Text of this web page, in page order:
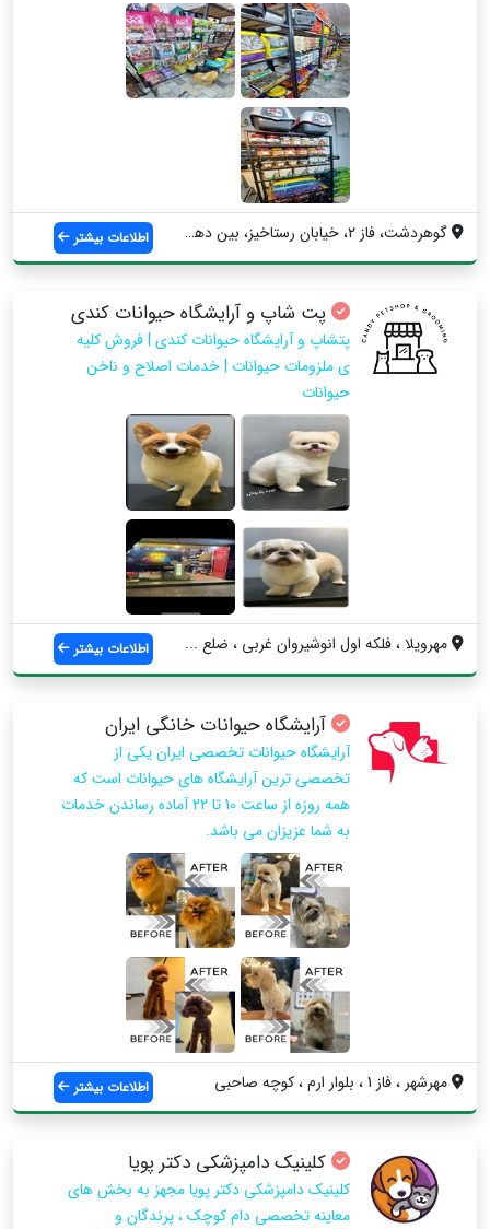
گوهردشت، فاز ۲، خیابان رستاخیز، بین دهم ... اطلاعات بیشتر
پت شاپ و آرایشگاه حیوانات کندی
پتشاپ و آرایشگاه حیوانات کندی | فروش کلیه
ی ملزومات حیوانات | خدمات اصلاح و ناخن
حیوانات
مهرویلا ، فلکه اول انوشیروان غربی ، ضلع ... اطلاعات بیشتر
آرایشگاه حیوانات خانگی ایران
آرایشگاه حیوانات تخصصی ایران یکی از
تخصصی ترین آرایشگاه های حیوانات است که
همه روزه از ساعت 10 تا 22 آماده رساندن خدمات
به شما عزیزان می باشد.
مهرشهر ، فاز 1 ، بلوار ارم ، کوچه صاحبی اطلاعات بیشتر
کلینیک دامپزشکی دکتر پویا
کلینیک دامپزشکی دکتر پویا مجهز به بخش های
معاینه تخصصی دام کوچک ، پرندگان و